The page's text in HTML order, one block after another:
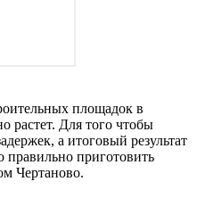
площадок в
растет. Для того чтобы
а итоговый результат
правильно приготовить
Чертаново.